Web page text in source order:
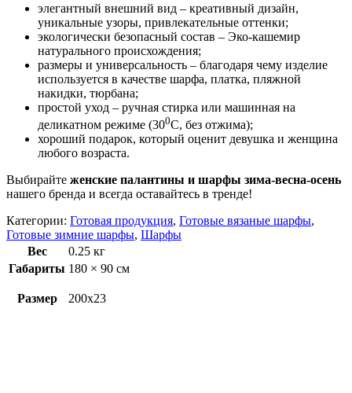
элегантный внешний вид – креативный дизайн,
уникальные узоры, привлекательные оттенки;
экологически безопасный состав – Эко-кашемир
натурального происхождения;
размеры и универсальность – благодаря чему изделие
используется в качестве шарфа, платка, пляжной
накидки, тюрбана;
простой уход – ручная стирка или машинная на
деликатном режиме (300С, без отжима);
хороший подарок, который оценит девушка и женщина
любого возраста.
Выбирайте женские палантины и шарфы зима-весна-осень
нашего бренда и всегда оставайтесь в тренде!
Категории: Готовая продукция, Готовые вязаные шарфы,
Готовые зимние шарфы, Шарфы
Вес
0.25 кг
Габариты 180 × 90 см
Размер 200х23